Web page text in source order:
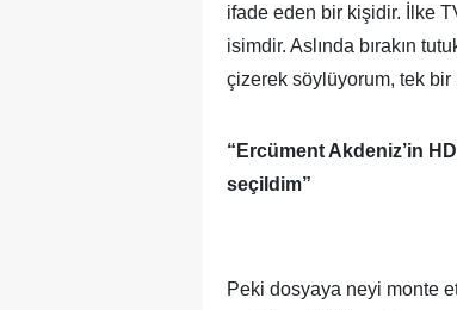
ifade eden bir kişidir. İlke
isimdir. Aslında bırakın
çizerek söylüyorum, tek
“Ercüment Akdeniz’in
seçildim”
Peki dosyaya neyi monte